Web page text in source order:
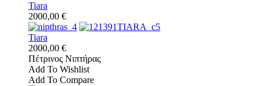
Tiara
2000,00 €
Tiara
2000,00 €
Πέτρινος Νιπτήρας
Add To Wishlist
Add To Compare